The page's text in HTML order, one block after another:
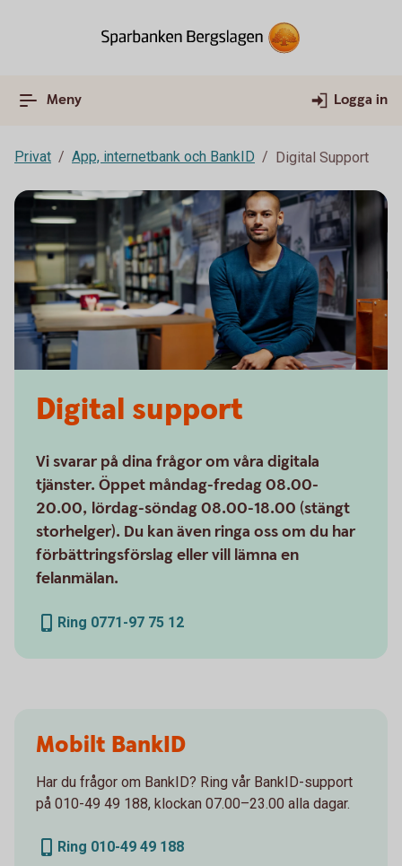
Meny Logga in
Privat App, internetbank och BankID Digital Support
Digital support
Vi svarar på dina frågor om våra digitala
tjänster. Öppet måndag-fredag 08.00-
20.00, lördag-söndag 08.00-18.00 (stängt
storhelger). Du kan även ringa oss om du har
förbättringsförslag eller vill lämna en
felanmälan.
Ring 0771-97 75 12
Mobilt BankID
Har du frågor om BankID? Ring vår BankID-support
på 010-49 49 188, klockan 07.00–23.00 alla dagar.
Ring 010-49 49 188